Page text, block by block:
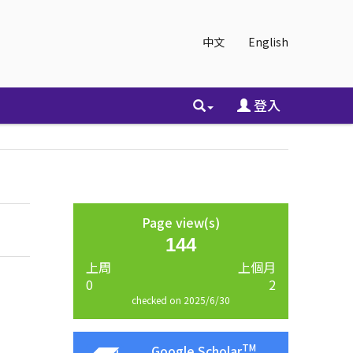
中文 English
登入
Page view(s)
144
上周
0
上個月
2
checked on 2025/6/30
TM